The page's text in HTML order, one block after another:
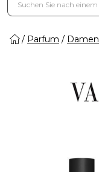
Parfum